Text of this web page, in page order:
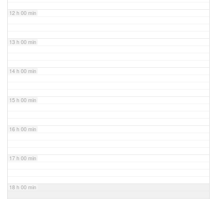
12 h 00 min
13 h 00 min
14 h 00 min
15 h 00 min
16 h 00 min
17 h 00 min
18 h 00 min